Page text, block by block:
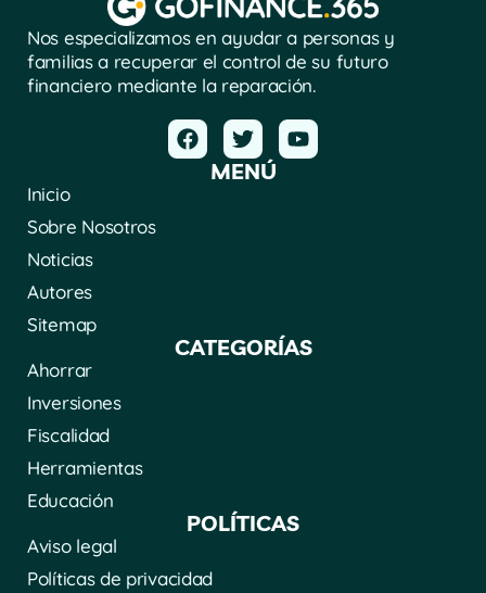
Nos especializamos en ayudar a personas y
familias a recuperar el control de su futuro
financiero mediante la reparación.
MENÚ
Inicio
Sobre Nosotros
Noticias
Autores
Sitemap
CATEGORÍAS
Ahorrar
Inversiones
Fiscalidad
Herramientas
Educación
POLÍTICAS
Aviso legal
Políticas de privacidad